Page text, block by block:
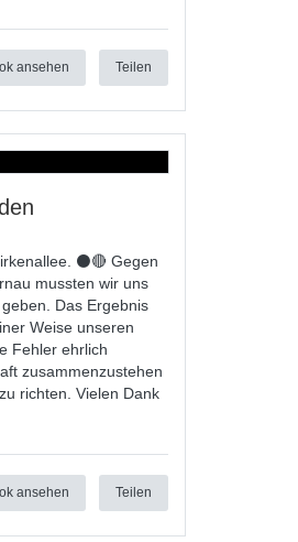
ansehen Teilen
⚫🔴 Gegen
mussten wir uns
Das Ergebnis
Weise unseren
Fehler ehrlich
zusammenzustehen
richten. Vielen Dank
ansehen Teilen